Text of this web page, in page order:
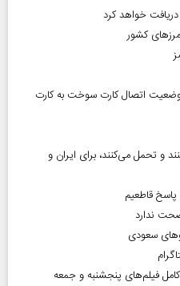
خواهد کرد
وضعیت اتصال کارت سوخت به کارت
و تحمل می‌کنند، برای ایران و
قاطعیم
ندارد
سعودی
فیلم‌های پنجشنبه و جمعه